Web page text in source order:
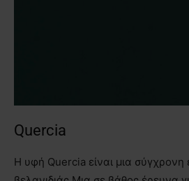
Quercia
Η υφή Quercia είναι μια σύγχρονη